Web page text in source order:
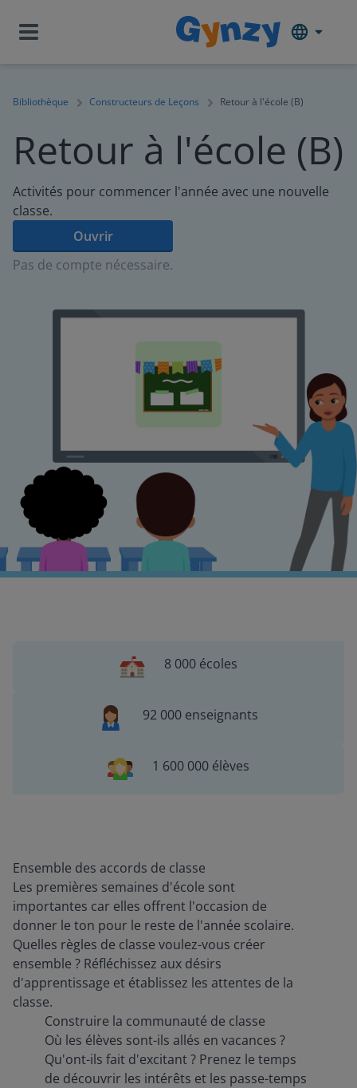
Bibliothèque Constructeurs de Leçons Retour à l'école (B)
Retour à l'école (B)
Activités pour commencer l'année avec une nouvelle
classe.
Ouvrir
Pas de compte nécessaire.
8 000 écoles
92 000 enseignants
1 600 000 élèves
Ensemble des accords de classe
Les premières semaines d'école sont
importantes car elles offrent l'occasion de
donner le ton pour le reste de l'année scolaire.
Quelles règles de classe voulez-vous créer
ensemble ? Réfléchissez aux désirs
d'apprentissage et établissez les attentes de la
classe.
Construire la communauté de classe
Où les élèves sont-ils allés en vacances ?
Qu'ont-ils fait d'excitant ? Prenez le temps
de découvrir les intérêts et les passe-temps